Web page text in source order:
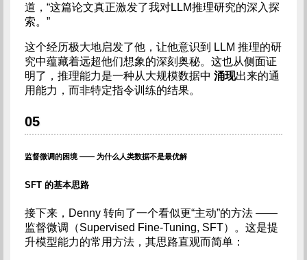
道，“这篇论文真正激发了我对LLM推理研究的深入探
索。”
这个经历极大地启发了他，让他意识到 LLM 推理的研
究中蕴藏着远超他们想象的深刻奥秘。这也从侧面证
明了，推理能力是一种从大规模数据中 涌现出来的通
用能力，而非特定指令训练的结果。
05
监督微调的困境 —— 为什么人类数据不是最优解
SFT 的基本思路
接下来，Denny 转向了一个看似更“主动”的方法 ——
监督微调（Supervised Fine-Tuning, SFT）。这是提
升模型能力的常用方法，其思路直观而简单：